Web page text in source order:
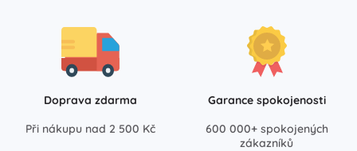
Doprava zdarma
Při nákupu nad 2 500 Kč
Garance spokojenosti
600 000+ spokojených
zákazníků